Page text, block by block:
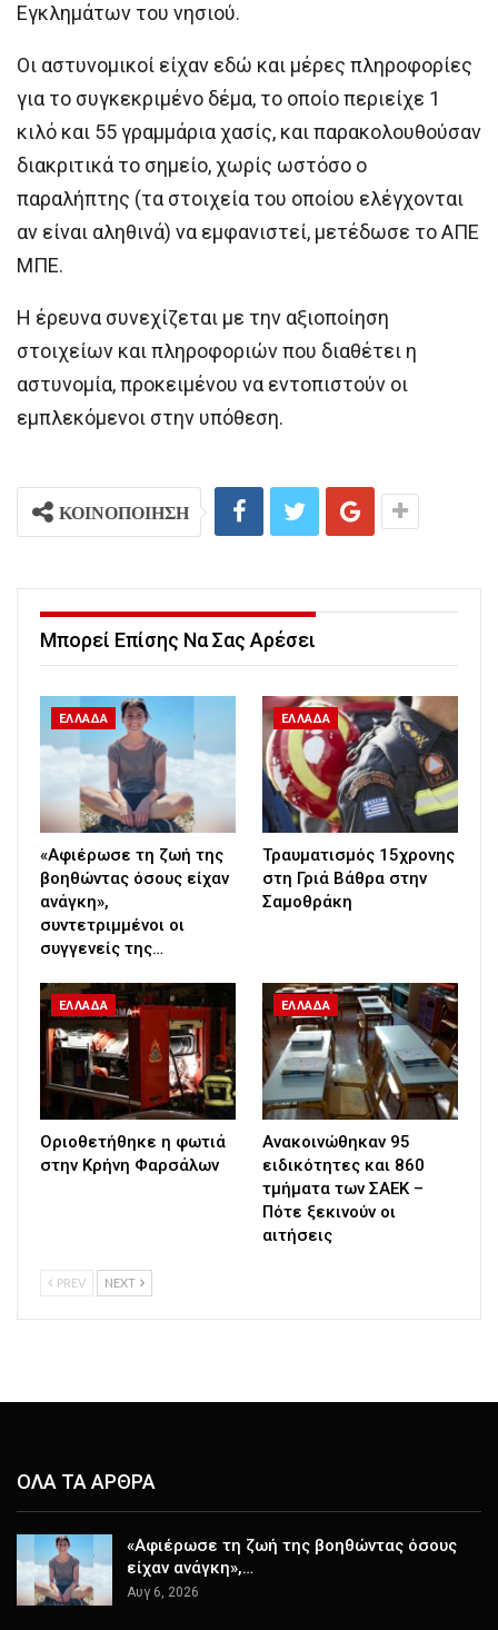
Εγκλημάτων του νησιού.
Οι αστυνομικοί είχαν εδώ και μέρες πληροφορίες
για το συγκεκριμένο δέμα, το οποίο περιείχε 1
κιλό και 55 γραμμάρια χασίς, και παρακολουθούσαν
διακριτικά το σημείο, χωρίς ωστόσο ο
παραλήπτης (τα στοιχεία του οποίου ελέγχονται
αν είναι αληθινά) να εμφανιστεί, μετέδωσε το ΑΠΕ
ΜΠΕ.
Η έρευνα συνεχίζεται με την αξιοποίηση
στοιχείων και πληροφοριών που διαθέτει η
αστυνομία, προκειμένου να εντοπιστούν οι
εμπλεκόμενοι στην υπόθεση.
ΚΟΙΝΟΠΟΙΗΣΗ
Μπορεί Επίσης Να Σας Αρέσει
ΕΛΛΑΔΑ
«Αφιέρωσε τη ζωή της
βοηθώντας όσους είχαν
ανάγκη»,
συντετριμμένοι οι
συγγενείς της…
ΕΛΛΑΔΑ
Τραυματισμός 15χρονης
στη Γριά Βάθρα στην
Σαμοθράκη
ΕΛΛΑΔΑ
Οριοθετήθηκε η φωτιά
στην Κρήνη Φαρσάλων
ΕΛΛΑΔΑ
Ανακοινώθηκαν 95
ειδικότητες και 860
τμήματα των ΣΑΕΚ –
Πότε ξεκινούν οι
αιτήσεις
PREV NEXT
ΟΛΑ ΤΑ ΑΡΘΡΑ
«Αφιέρωσε τη ζωή της βοηθώντας όσους
είχαν ανάγκη»,…
Αυγ 6, 2026